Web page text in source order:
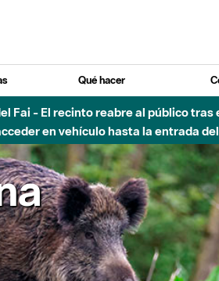
Qué hacer
Fai - El recinto reabre al público
en vehículo hasta la entrada